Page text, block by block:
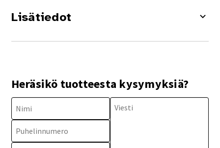
Lisätiedot
Heräsikö tuotteesta kysymyksiä?